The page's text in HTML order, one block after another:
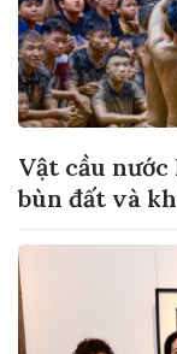
Vật cầu nước
bùn đất và